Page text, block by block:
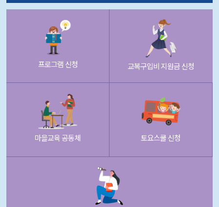
프로그램 신청 교복구입비 지원금 신청
마을교육 공동체 토요스쿨 신청